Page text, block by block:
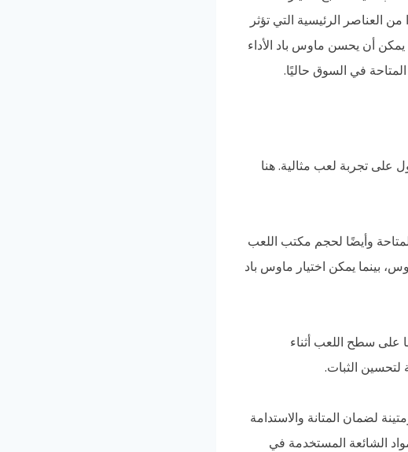
من العناصر الرئيسية التي تؤثر
أن يحسن ماوس باد الأداء
في السوق حاليًا.
تجربة لعب مثالية. هنا
وأيضًا لحجم مكتب اللعب
بينما يمكن اختيار ماوس باد
على سطح اللعب أثناء
الثبات.
لضمان المتانة والاستدامة
الشائعة المستخدمة في